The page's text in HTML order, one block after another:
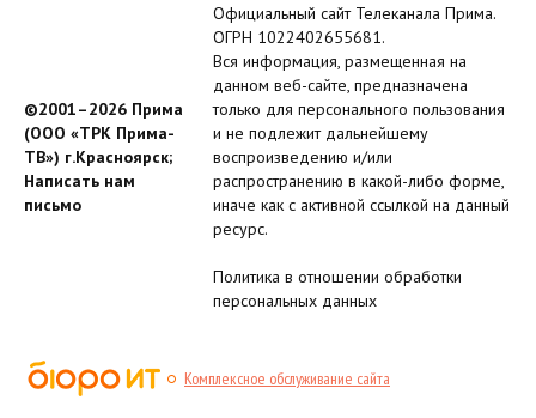
©2001–2026 Прима
(ООО «ТРК Прима-
ТВ») г.Красноярск;
Написать нам
письмо
Официальный сайт Телеканала Прима.
ОГРН 1022402655681.
Вся информация, размещенная на
данном веб-сайте, предназначена
только для персонального пользования
и не подлежит дальнейшему
воспроизведению и/или
распространению в какой-либо форме,
иначе как с активной ссылкой на данный
ресурс.
Политика в отношении обработки
персональных данных
Комплексное обслуживание сайта